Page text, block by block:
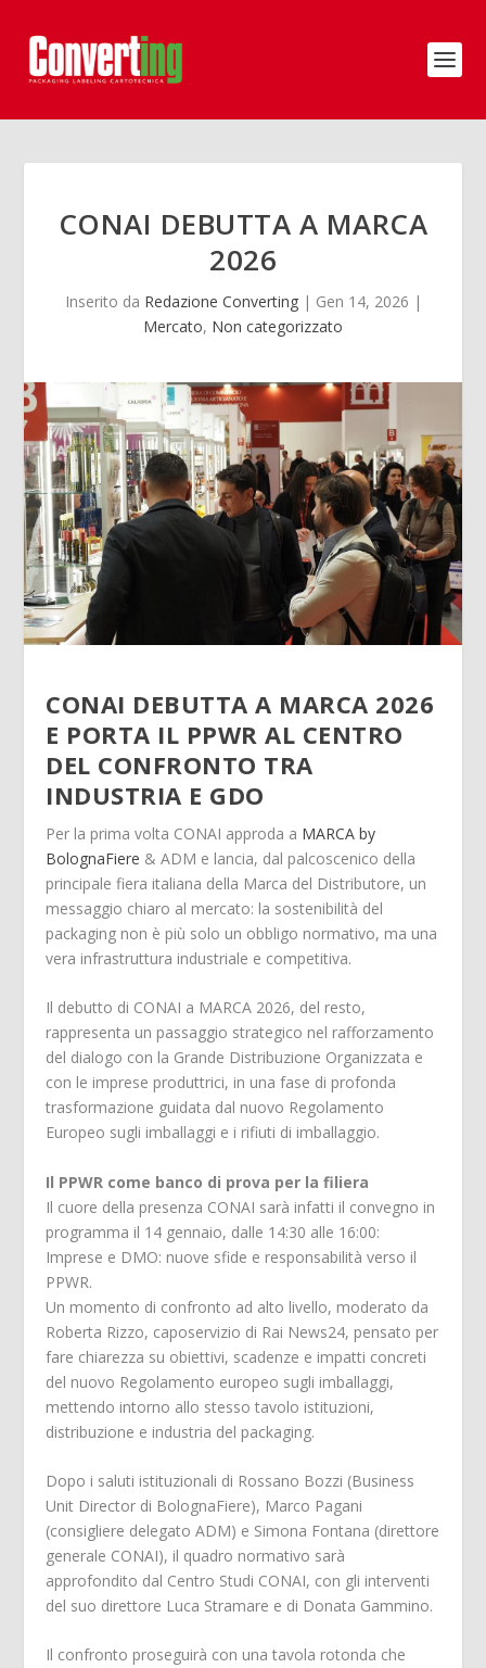
CONAI DEBUTTA A MARCA
2026
Inserito da Redazione Converting| Gen 14, 2026 |
Mercato, Non categorizzato
CONAI DEBUTTA A MARCA 2026
E PORTA IL PPWR AL CENTRO
DEL CONFRONTO TRA
INDUSTRIA E GDO
Per la prima volta CONAI approda a MARCA by
BolognaFiere & ADM e lancia, dal palcoscenico della
principale fiera italiana della Marca del Distributore, un
messaggio chiaro al mercato: la sostenibilità del
packaging non è più solo un obbligo normativo, ma una
vera infrastruttura industriale e competitiva.
Il debutto di CONAI a MARCA 2026, del resto,
rappresenta un passaggio strategico nel rafforzamento
del dialogo con la Grande Distribuzione Organizzata e
con le imprese produttrici, in una fase di profonda
trasformazione guidata dal nuovo Regolamento
Europeo sugli imballaggi e i rifiuti di imballaggio.
Il PPWR come banco di prova per la filiera
Il cuore della presenza CONAI sarà infatti il convegno in
programma il 14 gennaio, dalle 14:30 alle 16:00:
Imprese e DMO: nuove sfide e responsabilità verso il
PPWR.
Un momento di confronto ad alto livello, moderato da
Roberta Rizzo, caposervizio di Rai News24, pensato per
fare chiarezza su obiettivi, scadenze e impatti concreti
del nuovo Regolamento europeo sugli imballaggi,
mettendo intorno allo stesso tavolo istituzioni,
distribuzione e industria del packaging.
Dopo i saluti istituzionali di Rossano Bozzi (Business
Unit Director di BolognaFiere), Marco Pagani
(consigliere delegato ADM) e Simona Fontana (direttore
generale CONAI), il quadro normativo sarà
approfondito dal Centro Studi CONAI, con gli interventi
del suo direttore Luca Stramare e di Donata Gammino.
Il confronto proseguirà con una tavola rotonda che